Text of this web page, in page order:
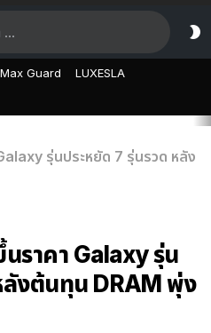
Max Guard LUXESLA
รุ่นประหยัด 7 รุ่นรวด หลัง
ราคา Galaxy รุ่น
ลังต้นทุน DRAM พุ่ง